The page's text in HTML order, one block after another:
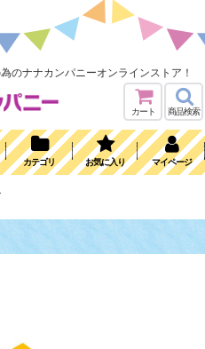
のナナカンパニーオンラインストア！
カート 商品検索
カテゴリ お気に入り マイページ